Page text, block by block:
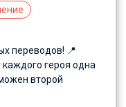
переводов! 📍
героя одна
второй